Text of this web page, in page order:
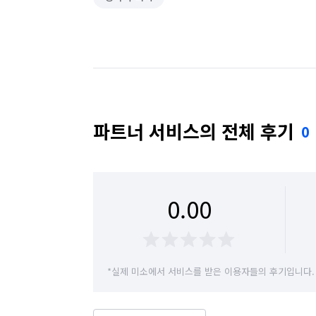
파트너 서비스의 전체 후기 0
0.00
*실제 미소에서 서비스를 받은 이용자들의 후기입니다.